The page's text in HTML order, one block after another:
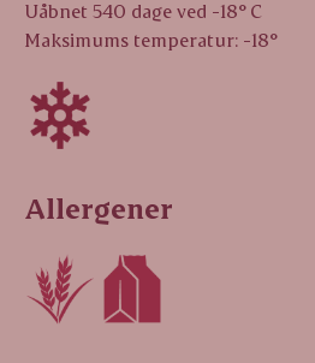
Uåbnet 540 dage ved -18° C
Maksimums temperatur: -18°
Allergener